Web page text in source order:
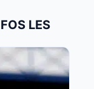
LES